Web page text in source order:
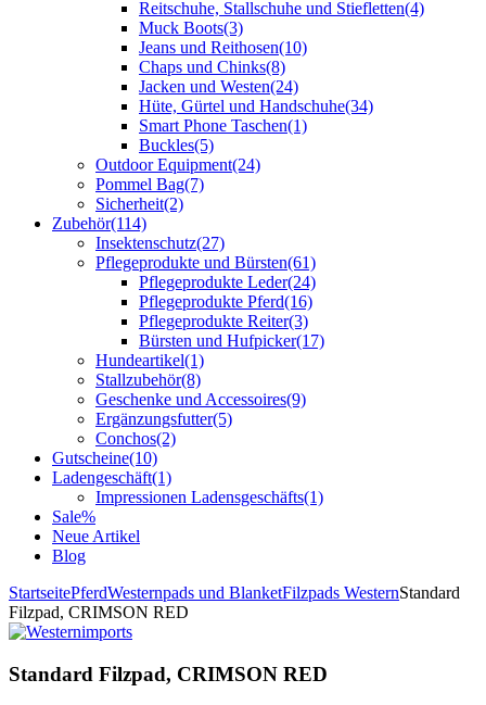
Reitschuhe, Stallschuhe und Stiefletten(4)
Muck Boots(3)
Jeans und Reithosen(10)
Chaps und Chinks(8)
Jacken und Westen(24)
Hüte, Gürtel und Handschuhe(34)
Smart Phone Taschen(1)
Buckles(5)
Outdoor Equipment(24)
Pommel Bag(7)
Sicherheit(2)
Zubehör(114)
Insektenschutz(27)
Pflegeprodukte und Bürsten(61)
Pflegeprodukte Leder(24)
Pflegeprodukte Pferd(16)
Pflegeprodukte Reiter(3)
Bürsten und Hufpicker(17)
Hundeartikel(1)
Stallzubehör(8)
Geschenke und Accessoires(9)
Ergänzungsfutter(5)
Conchos(2)
Gutscheine(10)
Ladengeschäft(1)
Impressionen Ladensgeschäfts(1)
Sale%
Neue Artikel
Blog
StartseitePferdWesternpads und BlanketFilzpads WesternStandard
Filzpad, CRIMSON RED
Standard Filzpad, CRIMSON RED